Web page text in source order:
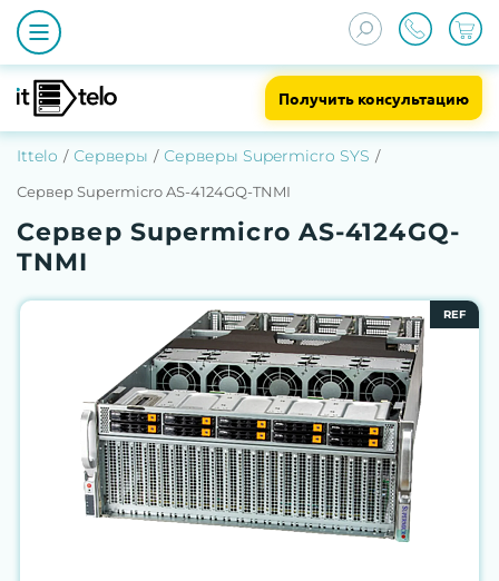
Получить консультацию
Ittelo Серверы Серверы Supermicro SYS
Сервер Supermicro AS-4124GQ-TNMI
Сервер Supermicro AS-4124GQ-
TNMI
REF